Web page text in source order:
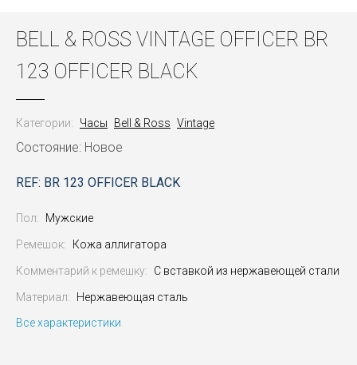
BELL & ROSS VINTAGE OFFICER BR
123 OFFICER BLACK
Категории: Часы Bell & Ross Vintage
Состояние: Новое
REF: BR 123 OFFICER BLACK
Пол: Мужские
Ремешок: Кожа аллигатора
Комментарий к ремешку: С вставкой из нержавеющей стали
Материал:
Нержавеющая сталь
Все характеристики